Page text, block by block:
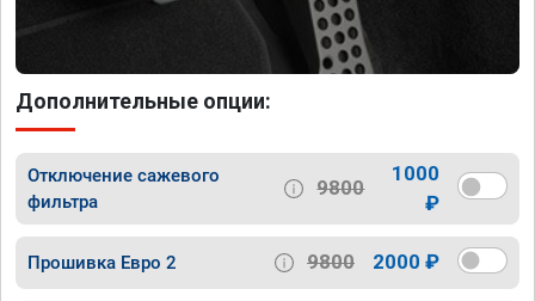
Дополнительные опции:
Отключение сажевого
фильтра
9800
1000
₽
Прошивка Евро 2 9800 2000 ₽